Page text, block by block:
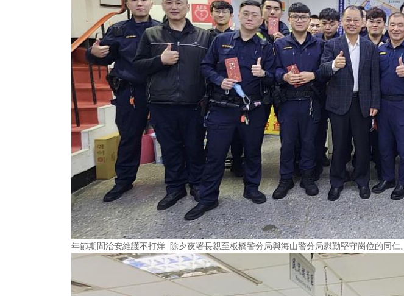
年節期間治安維護不打烊 除夕夜署長親至板橋警分局與海山警分局慰勤堅守崗位的同仁。